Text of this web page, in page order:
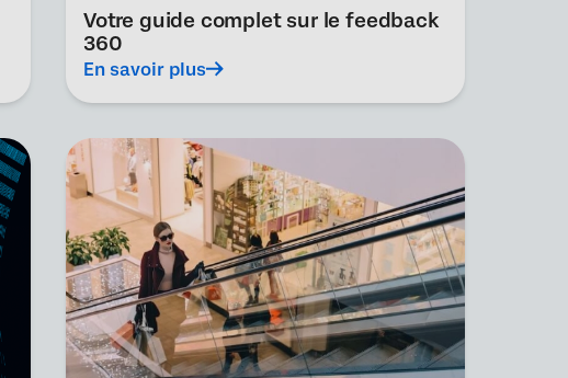
Votre guide complet sur le feedback
360
En savoir plus